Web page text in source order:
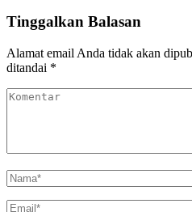
Tinggalkan Balasan
Alamat email Anda tidak akan
ditandai *